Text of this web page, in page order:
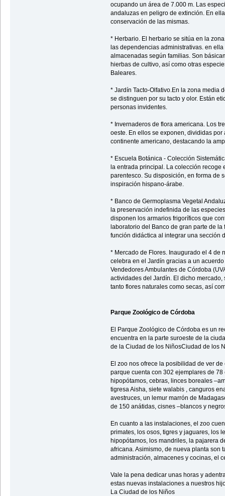
ocupando un área de 7.000 m. Las
andaluzas en peligro de extinción. En
conservación de las mismas.
* Herbario. El herbario se sitúa en la
las dependencias administrativas. en
almacenadas según familias. Son
hierbas de cultivo, así como otras
Baleares.
* Jardín Tacto-Olfativo.En la zona media
se distinguen por su tacto y olor. Están
personas invidentes.
* Invernaderos de flora americana. Los
oeste. En ellos se exponen, divididas
continente americano, destacando la
* Escuela Botánica - Colección
la entrada principal. La colección recoge
parentesco. Su disposición, en forma de
inspiración hispano-árabe.
* Banco de Germoplasma Vegetal
la preservación indefinida de las
disponen los armarios frigoríficos que
laboratorio del Banco de gran parte de
función didáctica al integrar una sección
* Mercado de Flores. Inaugurado el 4 de
celebra en el Jardín gracias a un
Vendedores Ambulantes de Córdoba
actividades del Jardín. El dicho
tanto flores naturales como secas, así
Parque Zoológico de Córdoba
El Parque Zoológico de Córdoba es un
encuentra en la parte suroeste de la
de la Ciudad de los NiñosCiudad de los
El zoo nos ofrece la posibilidad de ver
parque cuenta con 302 ejemplares de
hipopótamos, cebras, linces boreales
tigresa Aisha, siete walabis , canguros
avestruces, un lemur marrón de
de 150 anátidas, cisnes –blancos y
En cuanto a las instalaciones, el zoo
primates, los osos, tigres y jaguares, los
hipopótamos, los mandriles, la pajarera
africana. Asimismo, de nueva planta son
administración, almacenes y cocinas, el
Vale la pena dedicar unas horas y
estas nuevas instalaciones a nuestros
La Ciudad de los Niños